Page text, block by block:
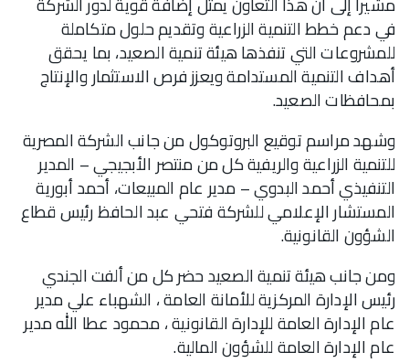
في دعم خطط التنمية الزراعية وتقديم حلول متكاملة
للمشروعات التي تنفذها هيئة تنمية الصعيد، بما يحقق
أهداف التنمية المستدامة ويعزز فرص الاستثمار والإنتاج
بمحافظات الصعيد.
وشهد مراسم توقيع البروتوكول من جانب الشركة المصرية
للتنمية الزراعية والريفية كل من منتصر الأبجيجي – المدير
التنفيذي أحمد البدوي – مدير عام المبيعات، أحمد أبورية
المستشار الإعلامي للشركة فتحي عبد الحافظ رئيس قطاع
الشؤون القانونية.
ومن جانب هيئة تنمية الصعيد حضر كل من ألفت الجندي
رئيس الإدارة المركزية للأمانة العامة ، الشهباء علي مدير
عام الإدارة العامة للإدارة القانونية ، محمود عطا الله مدير
عام الإدارة العامة للشؤون المالية.